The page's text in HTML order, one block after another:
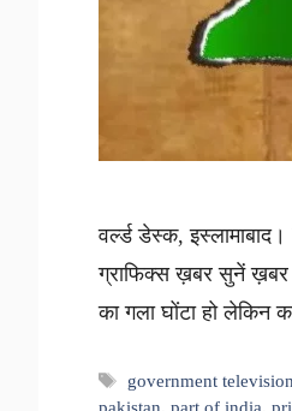
वर्ल्ड डेस्क,
ग्राफिक्स ख़बर सुनें ख़बर
का गला घोंटा हो
Tags
government